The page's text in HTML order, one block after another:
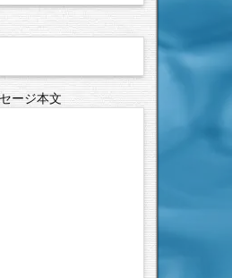
ージ本文